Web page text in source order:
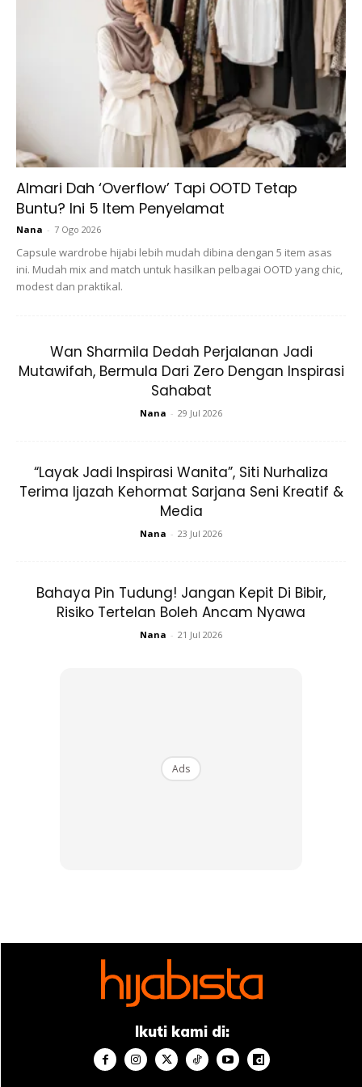
Ads
Tiup dalam air dan minum. Niat dalam hati untuk
Cara 2:
Zikir di bawah dibaca untuk kita sentiasa kelihatan
berseri, awet muda luaran dan dalaman. Amalkan
Baca ” Ya Allah ” 3x
sapu ke muka kita. Lakukan setiap hari.
Selepas baya ayat2 ini, hembuskan pada air dan
Kaedah ini diamalkan supaya kelihatan cantik, muda dan
bertenaga luar dan dalam.
Almari Dah ‘Overflow’ Tapi OOTD Tetap
Buntu? Ini 5 Item Penyelamat
Nana - 7 Ogo 2026
Capsule wardrobe hijabi lebih mudah dibina dengan 5 item asas
ini. Mudah mix and match untuk hasilkan pelbagai OOTD yang chic,
modest dan praktikal.
Wan Sharmila Dedah Perjalanan Jadi
Mutawifah, Bermula Dari Zero Dengan Inspirasi
Sahabat
Nana - 29 Jul 2026
“Layak Jadi Inspirasi Wanita”, Siti Nurhaliza
Terima Ijazah Kehormat Sarjana Seni Kreatif &
Media
Nana - 23 Jul 2026
Bahaya Pin Tudung! Jangan Kepit Di Bibir,
Risiko Tertelan Boleh Ancam Nyawa
Nana - 21 Jul 2026
Ads
Ikuti kami di: